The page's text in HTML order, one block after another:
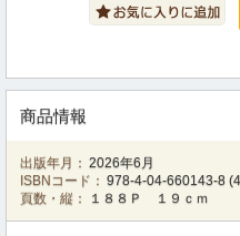
商品情報
出版年月： 2026年6月
ISBNコード： 978-4-04-660143-8 (
頁数・縦：
１８８Ｐ １９ｃｍ